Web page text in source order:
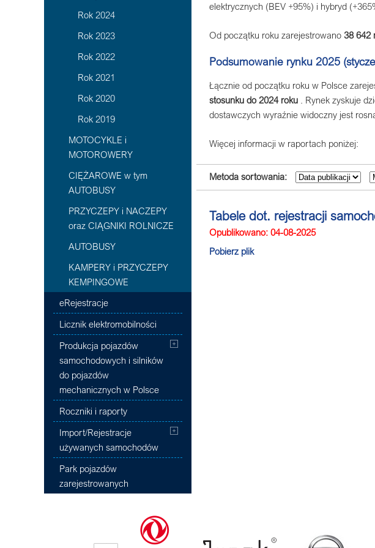
Rok 2024
Rok 2023
Rok 2022
Rok 2021
Rok 2020
Rok 2019
MOTOCYKLE i
MOTOROWERY
CIĘŻAROWE w tym
AUTOBUSY
PRZYCZEPY i NACZEPY
oraz CIĄGNIKI ROLNICZE
AUTOBUSY
KAMPERY i PRZYCZEPY
KEMPINGOWE
eRejestracje
Licznik elektromobilności
Produkcja pojazdów
samochodowych i silników
do pojazdów
mechanicznych w Polsce
Roczniki i raporty
Import/Rejestracje
używanych samochodów
Park pojazdów
zarejestrowanych
elektrycznych (BEV +95%) i hybryd
Od początku roku zarejestrowano 38 642
Podsumowanie rynku 2025
Łącznie od początku roku w Polsce
stosunku do 2024 roku . Rynek zyskuje
dostawczych wyraźnie widoczny jest
Więcej informacji w raportach poniżej:
Metoda sortowania:
Tabele dot. rejestracji
Opublikowano: 04-08-2025
Pobierz plik